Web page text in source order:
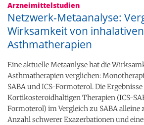
Arzneimittelstudien
Netzwerk-Metaanalyse:
Wirksamkeit von inhalativen
Asthmatherapien
Eine aktuelle Metaanlyse hat die
Asthmatherapien verglichen:
SABA und ICS-Formoterol. Die Ergebnisse
Kortikosteroidhaltigen Therapien (ICS-
Formoterol) im Vergleich zu SABA alleine
Anzahl schwerer Exazerbationen und